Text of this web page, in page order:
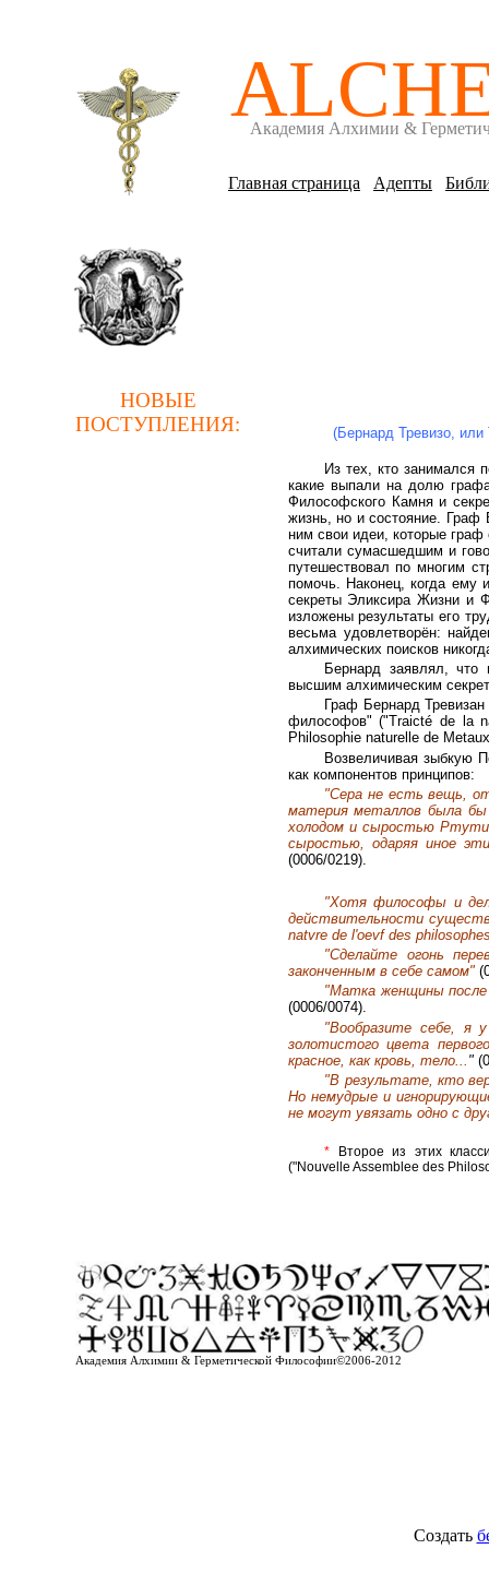
Академия Алхимии &
Главная страница Адепты
НОВЫЕ
ПОСТУПЛЕНИЯ: (Бернард Тревизо,
Из тех, кто занимался
какие выпали на долю
Философского Камня и
жизнь, но и состояние.
ним свои идеи, которые граф
считали сумасшедшим и
путешествовал по многим
помочь. Наконец, когда ему
секреты Эликсира Жизни и
изложены результаты его
весьма удовлетворён:
алхимических поисков
Бернард заявлял,
высшим алхимическим
Граф Бернард
философов" ("Traicté de la
Philosophie naturelle de
Возвеличивая зыбкую
как компонентов принципов:
"Сера не есть вещь,
материя металлов была
холодом и сыростью
сыростью, одаряя иное
(0006/0219).
"Хотя философы и
действительности
natvre de l'oevf des
"Сделайте огонь
законченным в себе самом"
"Матка женщины после
(0006/0074).
"Вообразите себе, я
золотистого цвета
красное, как кровь, тело... "
"В результате, кто
Но немудрые и
не могут увязать одно с
*
Второе из этих
("Nouvelle Assemblee des
Академия Алхимии & Герметической Философии©2006-2012
Создать